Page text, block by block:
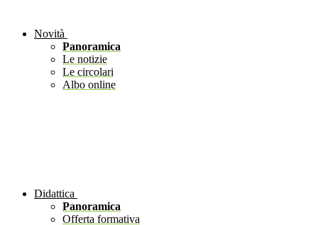
Novità
Panoramica
Le notizie
Le circolari
Albo online
Didattica
Panoramica
Offerta formativa